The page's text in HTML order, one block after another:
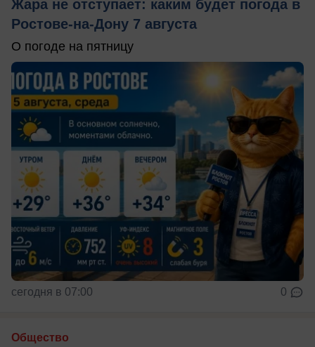
Жара не отступает: каким будет погода в
Ростове-на-Дону 7 августа
О погоде на пятницу
сегодня в 07:00 0
Общество